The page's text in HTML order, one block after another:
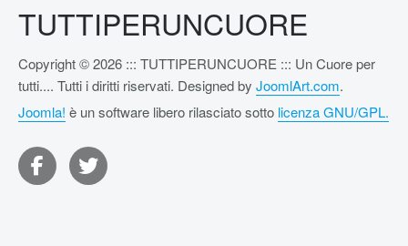
TUTTIPERUNCUORE
Copyright © 2026 ::: TUTTIPERUNCUORE ::: Un Cuore per
tutti.... Tutti i diritti riservati. Designed by JoomlArt.com.
Joomla! è un software libero rilasciato sotto licenza GNU/GPL.